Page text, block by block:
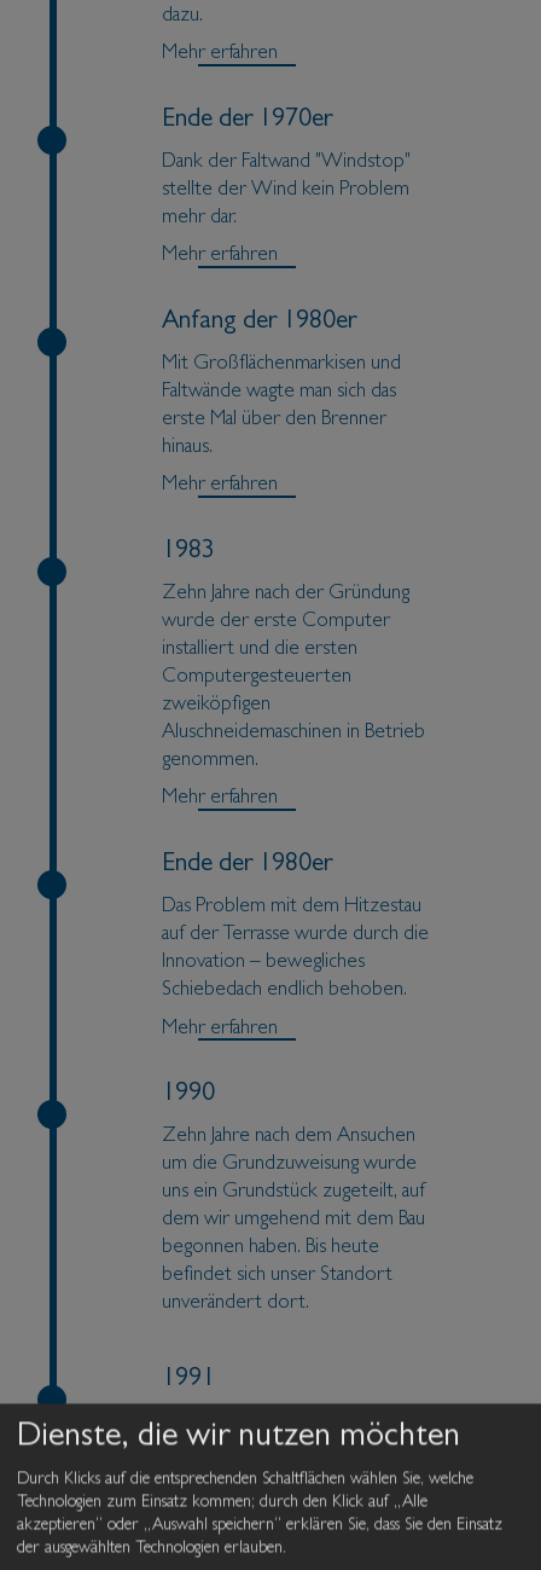
dazu.
Mehr erfahren
Ende der 1970er
Dank der Faltwand "Windstop"
stellte der Wind kein Problem
mehr dar.
Mehr erfahren
Anfang der 1980er
Mit Großflächenmarkisen und
Faltwände wagte man sich das
erste Mal über den Brenner
hinaus.
Mehr erfahren
1983
Zehn Jahre nach der Gründung
wurde der erste Computer
installiert und die ersten
Computergesteuerten
zweiköpfigen
Aluschneidemaschinen in Betrieb
genommen.
Mehr erfahren
Ende der 1980er
Das Problem mit dem Hitzestau
auf der Terrasse wurde durch die
Innovation – bewegliches
Schiebedach endlich behoben.
Mehr erfahren
1990
Zehn Jahre nach dem Ansuchen
um die Grundzuweisung wurde
uns ein Grundstück zugeteilt, auf
dem wir umgehend mit dem Bau
begonnen haben. Bis heute
befindet sich unser Standort
unverändert dort.
1991
Erste Produktion von
Hebefenstern im Hotel Fragsburg
bei Meran
Mehr erfahren
Dienste, die wir nutzen möchten
Durch Klicks auf die entsprechenden Schaltflächen wählen Sie, welche
Technologien zum Einsatz kommen; durch den Klick auf „Alle
akzeptieren“ oder „Auswahl speichern“ erklären Sie, dass Sie den Einsatz
der ausgewählten Technologien erlauben.